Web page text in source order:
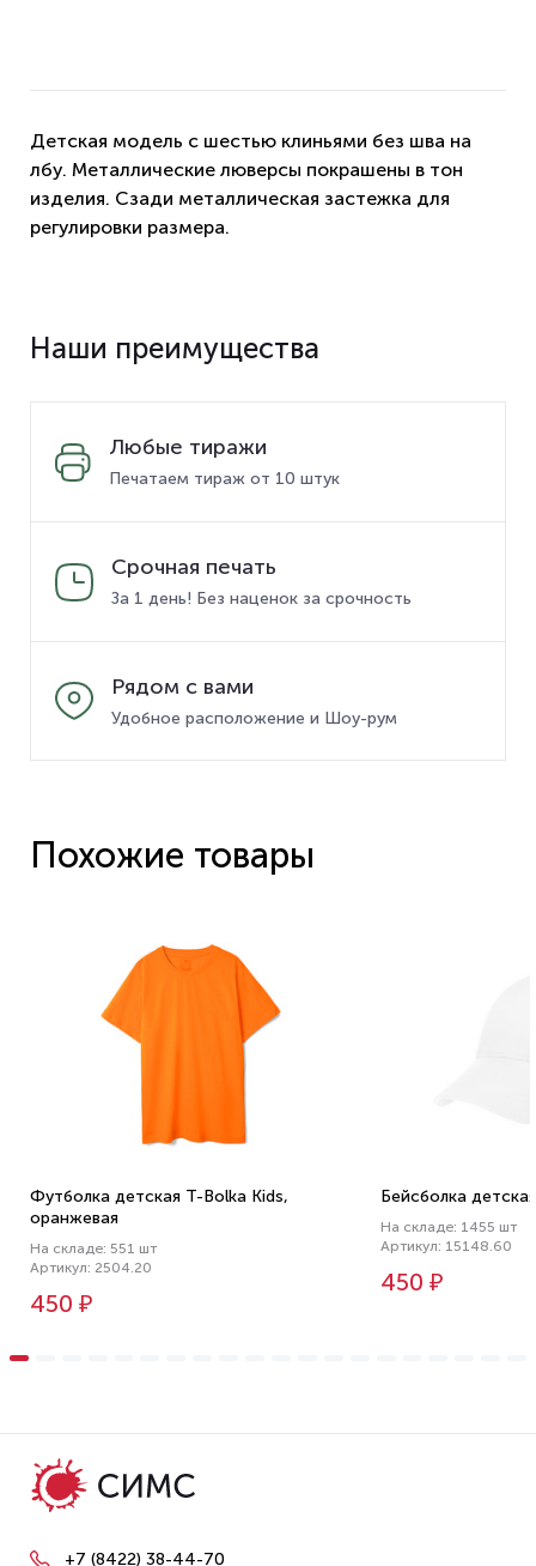
Детская модель с шестью клиньями без шва на
лбу. Металлические люверсы покрашены в тон
изделия. Сзади металлическая застежка для
регулировки размера.
Наши преимущества
Любые тиражи
Печатаем тираж от 10 штук
Срочная печать
За 1 день! Без наценок за срочность
Рядом с вами
Удобное расположение и Шоу-рум
Похожие товары
Футболка детская T-Bolka Kids,
оранжевая
На складе: 551 шт
Артикул: 2504.20
450 ₽
Бейсболка
На складе: 1455 шт
Артикул: 15148.60
450 ₽
+7 (8422) 38-44-70